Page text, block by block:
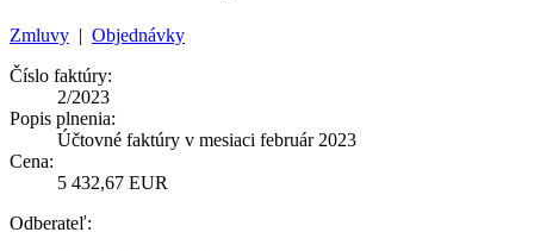
Zmluvy | Objednávky
Číslo faktúry:
2/2023
Popis plnenia:
Účtovné faktúry v mesiaci február 2023
Cena:
5 432,67 EUR
Odberateľ: